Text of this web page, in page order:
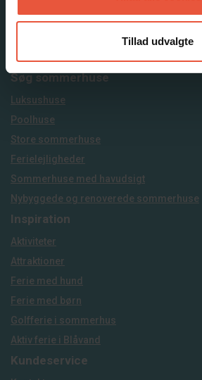
Tillad udvalgte
Søg sommerhuse
Luksushuse
Poolhuse
Store sommerhuse
Ferielejligheder
Sommerhuse med havudsigt
Nybyggede og renoverede sommerhuse
Inspiration
Aktiviteter
Attraktioner
Ferie med hund
Ferie med børn
Golfferie i sommerhus
Aktiv ferie i Blåvand
Kundeservice